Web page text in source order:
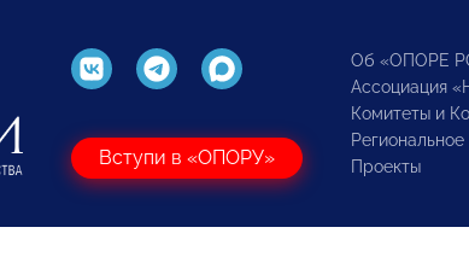
Вступи в «ОПОРУ»
Об «ОПОРЕ
Ассоциация
Комитеты и
Региональное
Проекты